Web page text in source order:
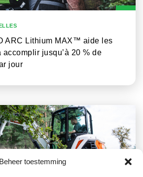
Beheer toestemming
ARC Lithium MAX™ aide les
jusqu’à 20 % de
jour